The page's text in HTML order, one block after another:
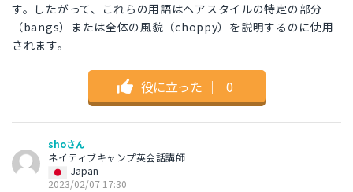
す。したがって、これらの用語はヘアスタイルの特定の部分
（bangs）または全体の風貌（choppy）を説明するのに使用
されます。
役に立った ｜ 0
shoさん
ネイティブキャンプ英会話講師
Japan
2023/02/07 17:30